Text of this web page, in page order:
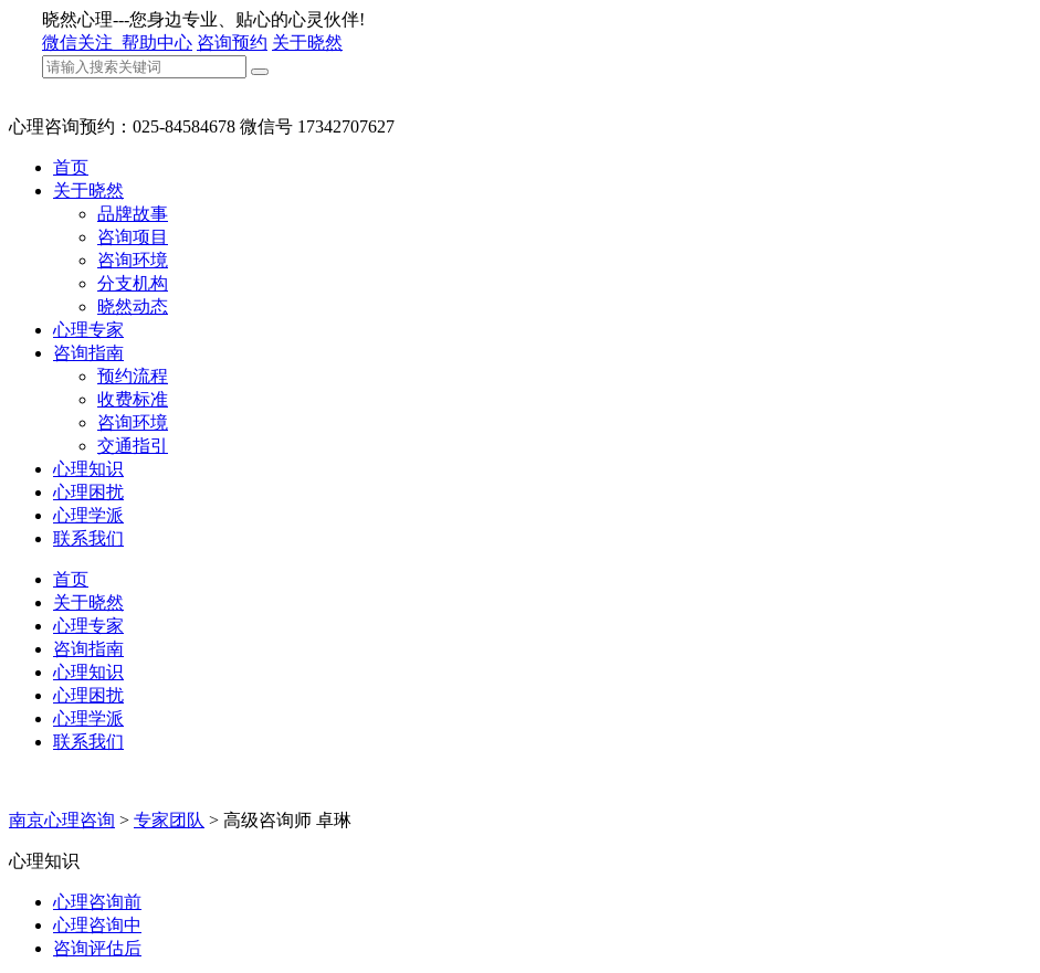
晓然心理---您身边专业、贴心的心灵伙伴!
微信关注 帮助中心 咨询预约 关于晓然
心理咨询预约：025-84584678 微信号 17342707627
首页
关于晓然
品牌故事
咨询项目
咨询环境
分支机构
晓然动态
心理专家
咨询指南
预约流程
收费标准
咨询环境
交通指引
心理知识
心理困扰
心理学派
联系我们
首页
关于晓然
心理专家
咨询指南
心理知识
心理困扰
心理学派
联系我们
南京心理咨询 > 专家团队 > 高级咨询师 卓琳
心理知识
心理咨询前
心理咨询中
咨询评估后